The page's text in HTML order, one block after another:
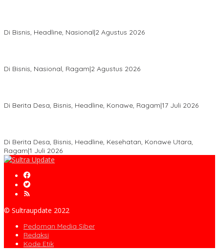
Di Bisnis, Headline, Nasional|2 Agustus 2026
Di Bisnis, Nasional, Ragam|2 Agustus 2026
Di Berita Desa, Bisnis, Headline, Konawe, Ragam|17 Juli 2026
Di Berita Desa, Bisnis, Headline, Kesehatan, Konawe Utara,
Ragam|1 Juli 2026
© Sultraupdate 2022
Pedoman Media Siber
Redaksi
Kode Etik